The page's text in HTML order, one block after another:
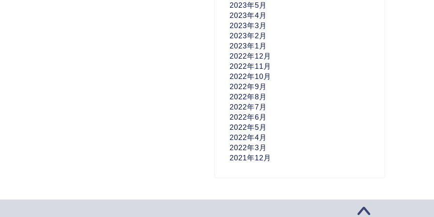
2023年5月
2023年4月
2023年3月
2023年2月
2023年1月
2022年12月
2022年11月
2022年10月
2022年9月
2022年8月
2022年7月
2022年6月
2022年5月
2022年4月
2022年3月
2021年12月